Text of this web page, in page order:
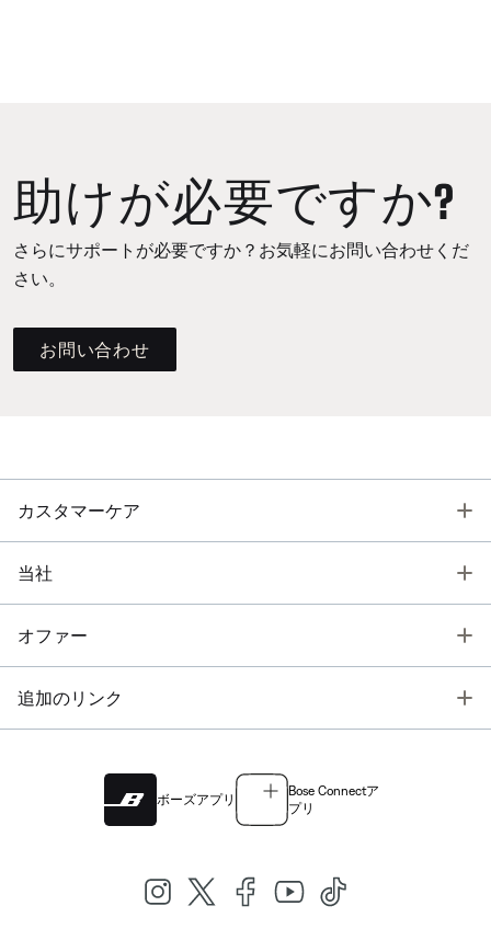
助けが必要ですか?
さらにサポートが必要ですか？お気軽にお問い合わせくだ
さい。
お問い合わせ
カスタマーケア
当社
オファー
追加のリンク
ボーズアプリ
Bose Connectア
プリ